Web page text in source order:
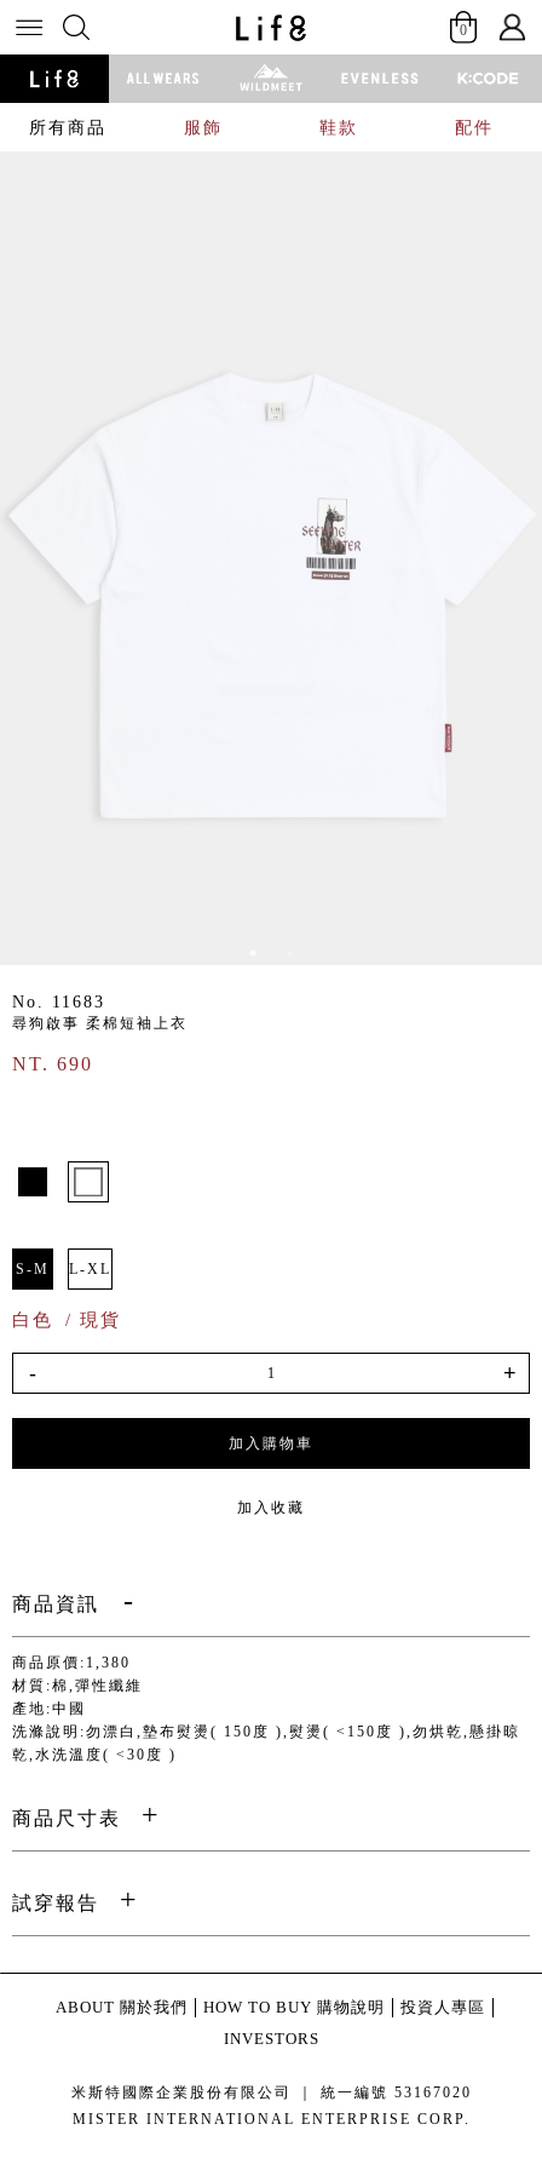
0
所有商品 服飾 鞋款 配件
No. 11683
尋狗啟事 柔棉短袖上衣
NT. 690
S-M L-XL
白色 / 現貨
- +
加入購物車
加入收藏
商品資訊
商品原價:1,380
材質:棉,彈性纖維
產地:中國
洗滌說明:勿漂白,墊布熨燙( 150度 ),熨燙( <150度 ),勿烘乾,懸掛晾
乾,水洗溫度( <30度 )
商品尺寸表
試穿報告
ABOUT 關於我們 HOW TO BUY 購物說明
投資人專區
INVESTORS
米斯特國際企業股份有限公司 ｜ 統一編號 53167020
MISTER INTERNATIONAL ENTERPRISE CORP.